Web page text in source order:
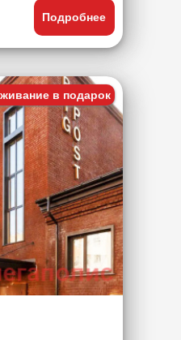
Подробнее
в подарок